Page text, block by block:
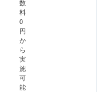
数
料
0
円
か
ら
実
施
可
能